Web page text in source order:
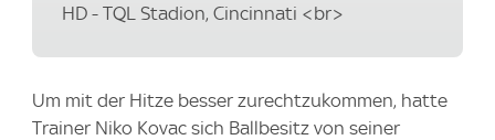
HD - TQL Stadion, Cincinnati <br>
Um mit der Hitze besser zurechtzukommen, hatte
Trainer Niko Kovac sich Ballbesitz von seiner